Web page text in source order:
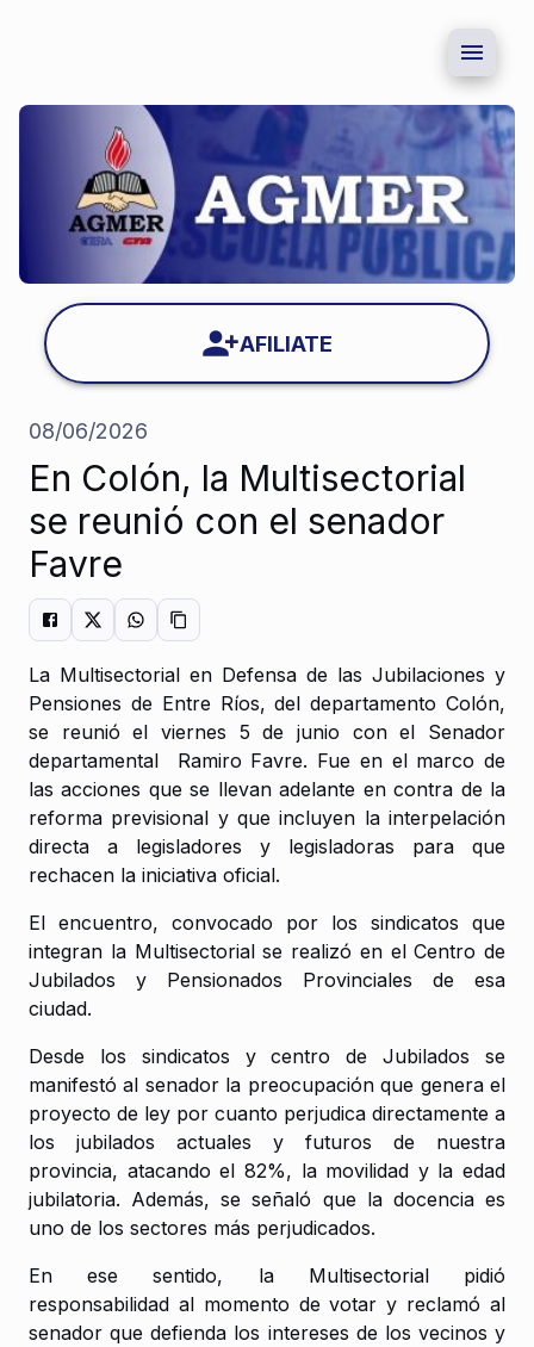
AFILIATE
08/06/2026
En Colón, la Multisectorial
se reunió con el senador
Favre
La Multisectorial en Defensa de las Jubilaciones y
Pensiones de Entre Ríos, del departamento Colón,
se reunió el viernes 5 de junio con el Senador
departamental Ramiro Favre. Fue en el marco de
las acciones que se llevan adelante en contra de la
reforma previsional y que incluyen la interpelación
directa a legisladores y legisladoras para que
rechacen la iniciativa oficial.
El encuentro, convocado por los sindicatos que
integran la Multisectorial se realizó en el Centro de
Jubilados y Pensionados Provinciales de esa
ciudad.
Desde los sindicatos y centro de Jubilados se
manifestó al senador la preocupación que genera el
proyecto de ley por cuanto perjudica directamente a
los jubilados actuales y futuros de nuestra
provincia, atacando el 82%, la movilidad y la edad
jubilatoria. Además, se señaló que la docencia es
uno de los sectores más perjudicados.
En ese sentido, la Multisectorial pidió
responsabilidad al momento de votar y reclamó al
senador que defienda los intereses de los vecinos y